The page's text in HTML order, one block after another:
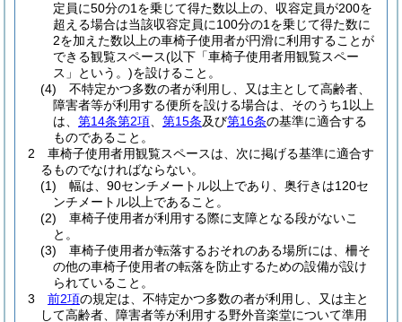
定員に50分の1を乗じて得た数以上の、収容定員が200を
超える場合は当該収容定員に100分の1を乗じて得た数に
2を加えた数以上の車椅子使用者が円滑に利用することが
できる観覧スペース(以下「車椅子使用者用観覧スペー
ス」という。)を設けること。
(4)
不特定かつ多数の者が利用し、又は主として高齢者、
障害者等が利用する便所を設ける場合は、そのうち1以上
は、 第14条第2項 第15条及び第16条の基準に適合する
ものであること。
2
車椅子使用者用観覧スペースは、次に掲げる基準に適合す
るものでなければならない。
(1)
幅は、90センチメートル以上であり、奥行きは120セ
ンチメートル以上であること。
(2)
車椅子使用者が利用する際に支障となる段がないこ
と。
(3)
車椅子使用者が転落するおそれのある場所には、柵そ
の他の車椅子使用者の転落を防止するための設備が設け
られていること。
3
前2項の規定は、不特定かつ多数の者が利用し、又は主と
して高齢者、障害者等が利用する野外音楽堂について準用